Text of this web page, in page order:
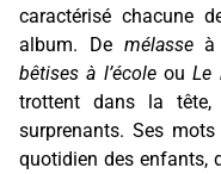
caractérisé chacune
album. De mélasseà
bêtises à l’école ouLe
trottent dans la tête,
surprenants. Ses
quotidien des enfants,